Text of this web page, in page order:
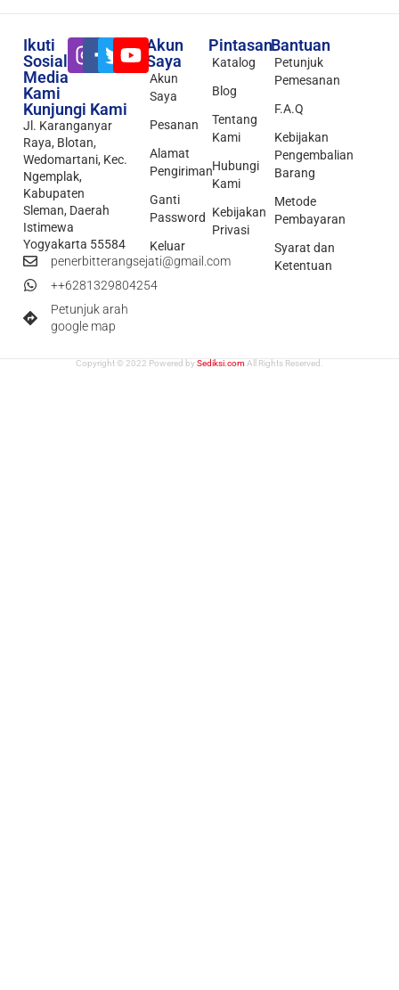
Akun
Saya
Akun
Saya
Pesanan
Alamat
Pengiriman
Ganti
Password
Keluar
Pintasan
Katalog
Blog
Tentang
Kami
Hubungi
Kami
Kebijakan
Privasi
Bantuan
Petunjuk
Pemesanan
F.A.Q
Kebijakan
Pengembalian
Barang
Metode
Pembayaran
Syarat dan
Ketentuan
Ikuti
Sosial
Media
Kami
Kunjungi Kami
Jl. Karanganyar
Raya, Blotan,
Wedomartani, Kec.
Ngemplak,
Kabupaten
Sleman, Daerah
Istimewa
Yogyakarta 55584
penerbitterangsejati@gmail.com
++6281329804254
Petunjuk arah
google map
Copyright © 2022 Powered bySediksi.com All Rights Reserved.